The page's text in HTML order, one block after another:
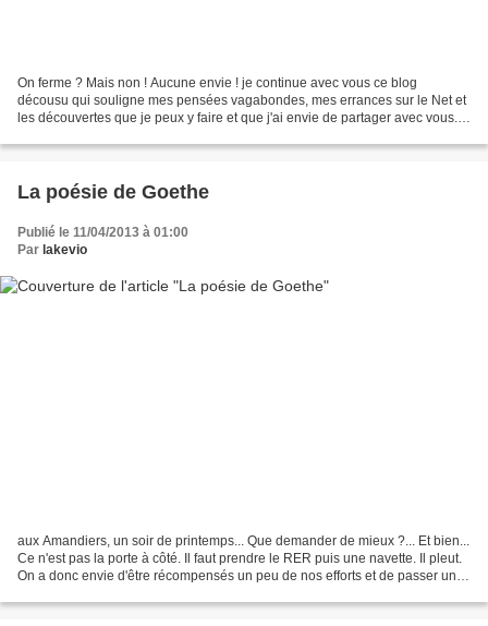
On ferme ? Mais non ! Aucune envie ! je continue avec vous ce blog
décousu qui souligne mes pensées vagabondes, mes errances sur le Net et
les découvertes que je peux y faire et que j'ai envie de partager avec vous.
La poésie de Goethe
Publié le 11/04/2013 à 01:00
Par lakevio
aux Amandiers, un soir de printemps... Que demander de mieux ?... Et bien...
Ce n'est pas la porte à côté. Il faut prendre le RER puis une navette. Il pleut.
On a donc envie d'être récompensés un peu de nos efforts et de passer une